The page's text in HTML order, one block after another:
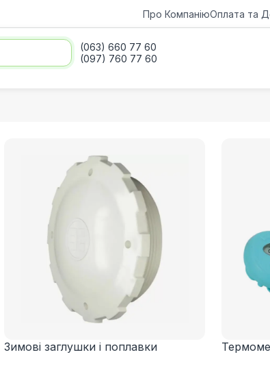
Про КомпаніюОплата та
(063) 660 77 60
(097) 760 77 60
Зимові заглушки і поплавки